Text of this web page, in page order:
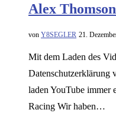
Alex
von Y8SEGLER 21.
Mit dem Laden des
Datenschutzerklärung
laden YouTube immer
Racing Wir haben…